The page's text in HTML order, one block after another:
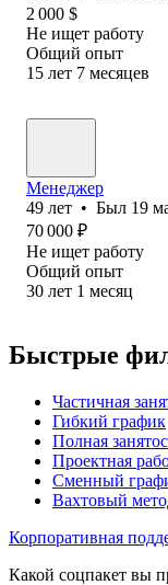
2 000 $
Не ищет работу
Общий опыт
15 лет 7 месяцев
Менеджер
49 лет • Был 19
70 000 ₽
Не ищет работу
Общий опыт
30 лет 1 месяц
Быстрые
Частичная
Гибкий график
Полная
Проектная
Сменный
Вахтовый
Корпоративная
Какой соцпакет вы